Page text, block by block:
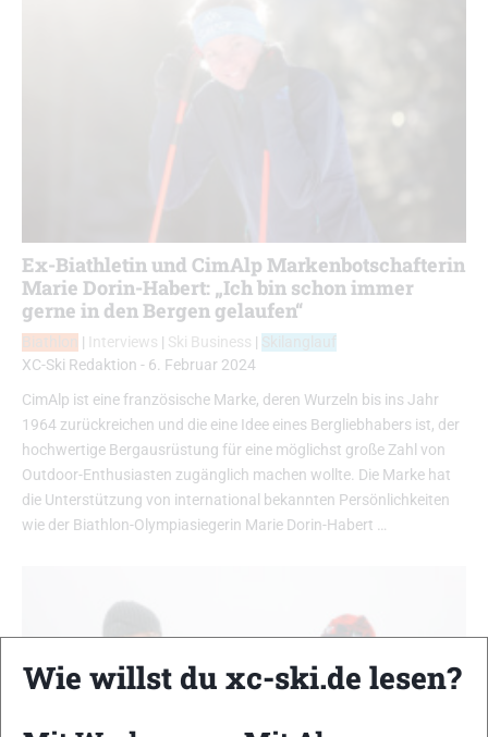
Ex-Biathletin und CimAlp Markenbotschafterin
Marie Dorin-Habert: „Ich bin schon immer
gerne in den Bergen gelaufen“
| Interviews | Ski Business |
XC-Ski Redaktion - 6. Februar 2024
CimAlp ist eine französische Marke, deren Wurzeln bis ins Jahr
1964 zurückreichen und die eine Idee eines Bergliebhabers ist, der
hochwertige Bergausrüstung für eine möglichst große Zahl von
Outdoor-Enthusiasten zugänglich machen wollte. Die Marke hat
die Unterstützung von international bekannten Persönlichkeiten
wie der Biathlon-Olympiasiegerin Marie Dorin-Habert …
Wie willst du xc-ski.de lesen?